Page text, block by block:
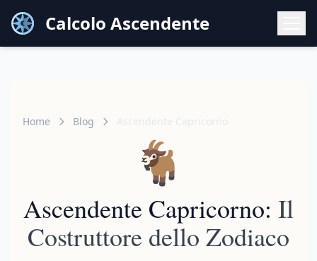
Calcolo Ascendente
Home Blog Ascendente Capricorno
🐐
Ascendente Capricorno: Il
Costruttore dello Zodiaco